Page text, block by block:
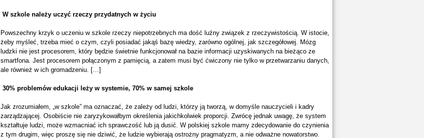
W szkole należy uczyć rzeczy przydatnych w życiu
Powszechny krzyk o uczeniu w szkole rzeczy niepotrzebnych ma dość luźny związek z rzeczywistością. W istocie,
żeby myśleć, trzeba mieć o czym, czyli posiadać jakąś bazę wiedzy, zarówno ogólnej, jak szczegółowej. Mózg
ludzki nie jest procesorem, który będzie świetnie funkcjonował na bazie informacji uzyskiwanych na bieżąco ze
smartfona. Jest procesorem połączonym z pamięcią, a zatem musi być ćwiczony nie tylko w przetwarzaniu danych,
ale również w ich gromadzeniu. […]
30% problemów edukacji leży w systemie, 70% w samej szkole
Jak zrozumiałem, „w szkole” ma oznaczać, że zależy od ludzi, którzy ją tworzą, w domyśle nauczycieli i kadry
zarządzającej. Osobiście nie zaryzykowałbym określenia jakichkolwiek proporcji. Zwrócę jednak uwagę, że system
kształtuje ludzi, może wzmacniać ich sprawczość lub ją dusić. W polskiej szkole mamy zdecydowanie do czynienia
z tym drugim, więc proszę się nie dziwić, że ludzie wybierają ostrożny pragmatyzm, a nie odważne nowatorstwo.